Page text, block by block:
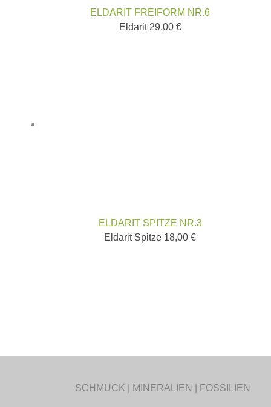
ELDARIT FREIFORM NR.6
Eldarit 29,00 €
ELDARIT SPITZE NR.3
Eldarit Spitze 18,00 €
SCHMUCK | MINERALIEN | FOSSILIEN